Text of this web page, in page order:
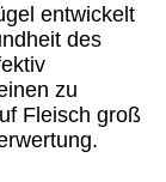
entwickelt
des
zu
Fleisch groß